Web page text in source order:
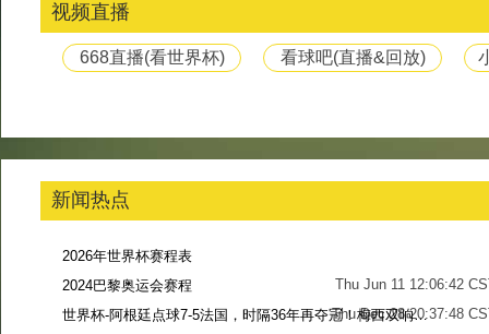
视频直播
668直播(看世界杯) 看球吧(直播&回放)
新闻热点
2026年世界杯赛程表
Thu Jun 11 12:06:42
2024巴黎奥运会赛程
Thu Dec 28 20:37:48
世界杯-阿根廷点球7-5法国，时隔36年再夺冠！梅西双响姆巴佩戴帽